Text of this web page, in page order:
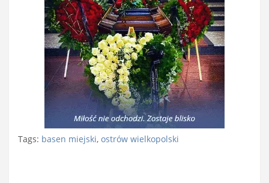
Tags: basen miejski, ostrów wielkopolski